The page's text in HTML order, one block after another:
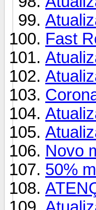
Fast
Novo
50%